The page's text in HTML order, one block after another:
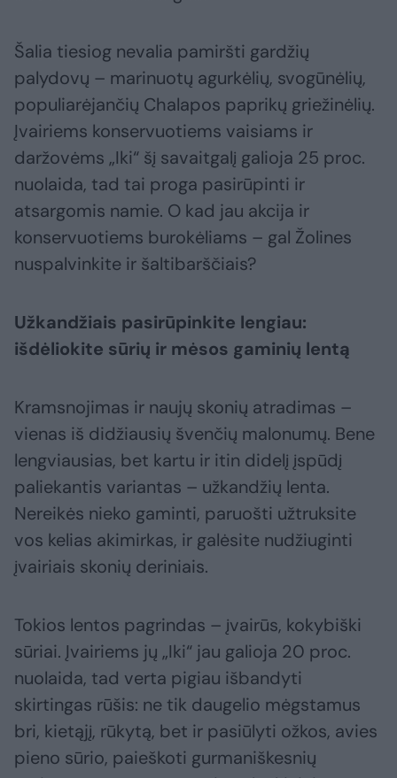
Šalia tiesiog nevalia pamiršti gardžių
palydovų – marinuotų agurkėlių, svogūnėlių,
populiarėjančių Chalapos paprikų griežinėlių.
Įvairiems konservuotiems vaisiams ir
daržovėms „Iki“ šį savaitgalį galioja 25 proc.
nuolaida, tad tai proga pasirūpinti ir
atsargomis namie. O kad jau akcija ir
konservuotiems burokėliams – gal Žolines
nuspalvinkite ir šaltibarščiais?
Užkandžiais pasirūpinkite lengiau:
išdėliokite sūrių ir mėsos gaminių lentą
Kramsnojimas ir naujų skonių atradimas –
vienas iš didžiausių švenčių malonumų. Bene
lengviausias, bet kartu ir itin didelį įspūdį
paliekantis variantas – užkandžių lenta.
Nereikės nieko gaminti, paruošti užtruksite
vos kelias akimirkas, ir galėsite nudžiuginti
įvairiais skonių deriniais.
Tokios lentos pagrindas – įvairūs, kokybiški
sūriai. Įvairiems jų „Iki“ jau galioja 20 proc.
nuolaida, tad verta pigiau išbandyti
skirtingas rūšis: ne tik daugelio mėgstamus
bri, kietąjį, rūkytą, bet ir pasiūlyti ožkos, avies
pieno sūrio, paieškoti gurmaniškesnių